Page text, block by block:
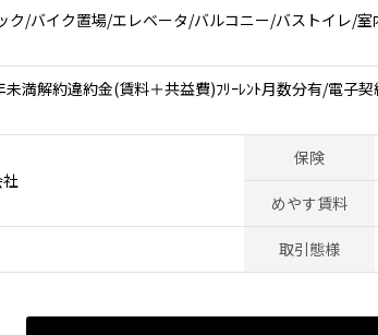
ク/バイク置場/エレベータ/バルコニー/バストイレ/
満解約違約金(賃料＋共益費)ﾌﾘｰﾚﾝﾄ月数分有/電子
保険
めやす賃料
取引態様